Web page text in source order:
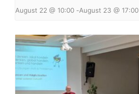
August 22 @ 10:00 -August 23 @ 17:00